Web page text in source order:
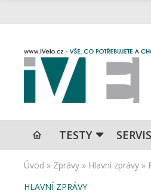
TESTY SERVIS
Úvod » Zprávy » Hlavní zprávy »
HLAVNÍ ZPRÁVY